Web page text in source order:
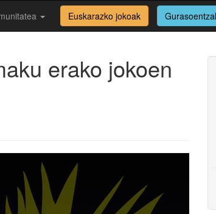
Euskarazko jokoak
erako jokoen